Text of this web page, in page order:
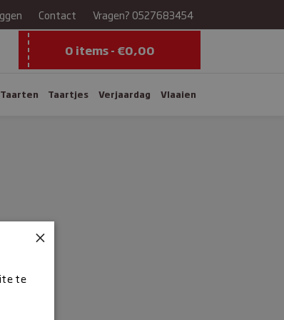
Contact Vragen? 0527683454
0 items - €0,00
Taarten Taartjes Verjaardag Vlaaien
×
te